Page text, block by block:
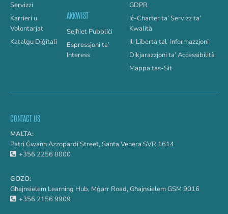
Servizzi
Karrieri u
Volontarjat
Katalgu Diġitali
AKKWIST
Sejħiet Pubbliċi
Espressjoni ta’
Interess
GDPR
Iċ-Charter ta’ Servizz ta’
Kwalità
Il-Libertà tal-Informazzjoni
Dikjarazzjoni ta’ Aċċessibilità
Mappa tas-Sit
CONTACT US
MALTA:
Patri Ġwann Azzopardi Street, Santa Venera SVR 1614
+356 2256 8000
GOZO:
Għajnsielem Learning Hub, Mġarr Road, Għajnsielem GSM 9016
+356 2156 9909